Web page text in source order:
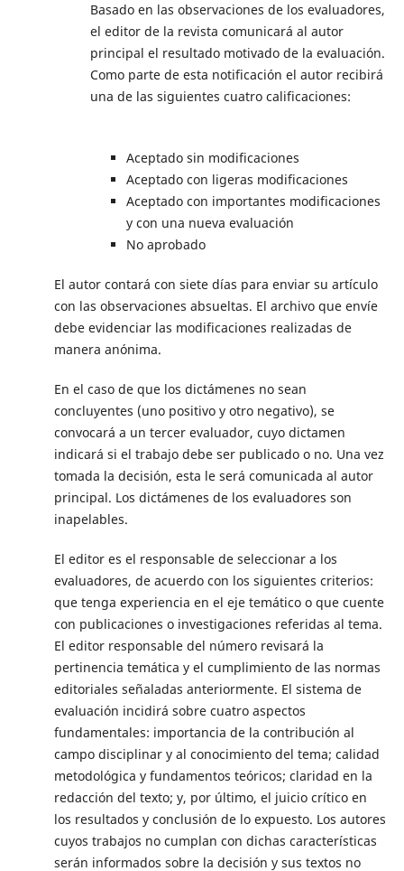
Basado en las observaciones de los evaluadores,
el editor de la revista comunicará al autor
principal el resultado motivado de la evaluación.
Como parte de esta notificación el autor recibirá
una de las siguientes cuatro calificaciones:
Aceptado sin modificaciones
Aceptado con ligeras modificaciones
Aceptado con importantes modificaciones
y con una nueva evaluación
No aprobado
El autor contará con siete días para enviar su artículo
con las observaciones absueltas. El archivo que envíe
debe evidenciar las modificaciones realizadas de
manera anónima.
En el caso de que los dictámenes no sean
concluyentes (uno positivo y otro negativo), se
convocará a un tercer evaluador, cuyo dictamen
indicará si el trabajo debe ser publicado o no. Una vez
tomada la decisión, esta le será comunicada al autor
principal. Los dictámenes de los evaluadores son
inapelables.
El editor es el responsable de seleccionar a los
evaluadores, de acuerdo con los siguientes criterios:
que tenga experiencia en el eje temático o que cuente
con publicaciones o investigaciones referidas al tema.
El editor responsable del número revisará la
pertinencia temática y el cumplimiento de las normas
editoriales señaladas anteriormente. El sistema de
evaluación incidirá sobre cuatro aspectos
fundamentales: importancia de la contribución al
campo disciplinar y al conocimiento del tema; calidad
metodológica y fundamentos teóricos; claridad en la
redacción del texto; y, por último, el juicio crítico en
los resultados y conclusión de lo expuesto. Los autores
cuyos trabajos no cumplan con dichas características
serán informados sobre la decisión y sus textos no